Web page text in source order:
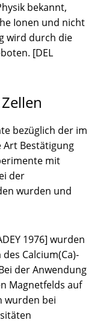
bekannt,
Ionen und nicht
wird durch die
[DEL
bezüglich der im
Art Bestätigung
mit
der
wurden und
1976] wurden
Calcium(Ca)-
der Anwendung
Magnetfelds auf
wurden bei